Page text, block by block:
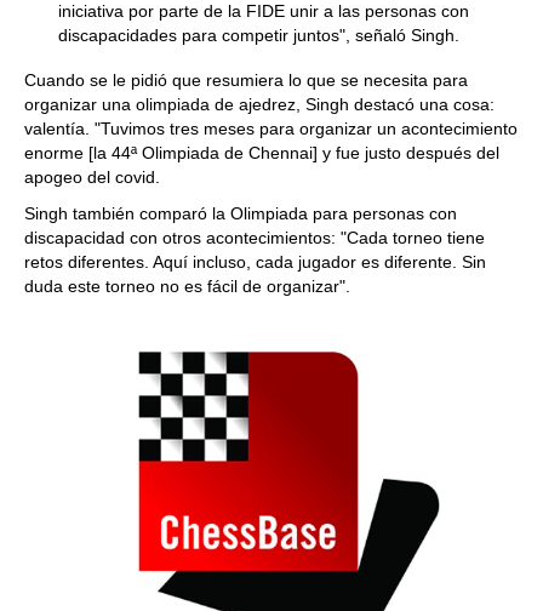
iniciativa por parte de la FIDE unir a las personas con
discapacidades para competir juntos", señaló Singh.
Cuando se le pidió que resumiera lo que se necesita para
organizar una olimpiada de ajedrez, Singh destacó una cosa:
valentía. "Tuvimos tres meses para organizar un acontecimiento
enorme [la 44ª Olimpiada de Chennai] y fue justo después del
apogeo del covid.
Singh también comparó la Olimpiada para personas con
discapacidad con otros acontecimientos: "Cada torneo tiene
retos diferentes. Aquí incluso, cada jugador es diferente. Sin
duda este torneo no es fácil de organizar".